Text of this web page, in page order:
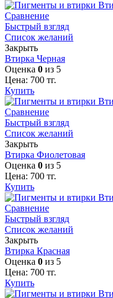
Сравнение
Быстрый взгляд
Список желаний
Закрыть
Втирка Черная
Оценка 0 из 5
Цена: 700 тг.
Купить
Сравнение
Быстрый взгляд
Список желаний
Закрыть
Втирка Фиолетовая
Оценка 0 из 5
Цена: 700 тг.
Купить
Сравнение
Быстрый взгляд
Список желаний
Закрыть
Втирка Красная
Оценка 0 из 5
Цена: 700 тг.
Купить